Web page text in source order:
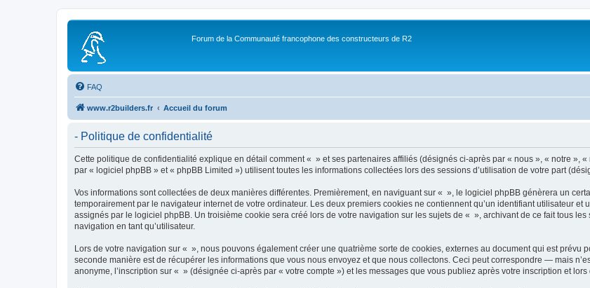
Forum de la Communauté francophone des constructeurs de R2
FAQ
www.r2builders.fr Accueil du forum
- Politique de confidentialité
Cette politique de confidentialité explique en détail comment « » et ses partenaires affiliés (désignés ci-après par « nous », « notre »,
par « logiciel phpBB » et « phpBB Limited ») utilisent toutes les informations collectées lors des sessions d’utilisation de votre part
Vos informations sont collectées de deux manières différentes. Premièrement, en naviguant sur « », le logiciel phpBB génèrera un
temporairement par le navigateur internet de votre ordinateur. Les deux premiers cookies ne contiennent qu’un identifiant utilisateur
assignés par le logiciel phpBB. Un troisième cookie sera créé lors de votre navigation sur les sujets de « », archivant de ce fait tous
navigation en tant qu’utilisateur.
Lors de votre navigation sur « », nous pouvons également créer une quatrième sorte de cookies, externes au document qui est
seconde manière est de récupérer les informations que vous nous envoyez et que nous collectons. Ceci peut correspondre — mais
anonyme, l’inscription sur « » (désignée ci-après par « votre compte ») et les messages que vous publiez après votre inscription et